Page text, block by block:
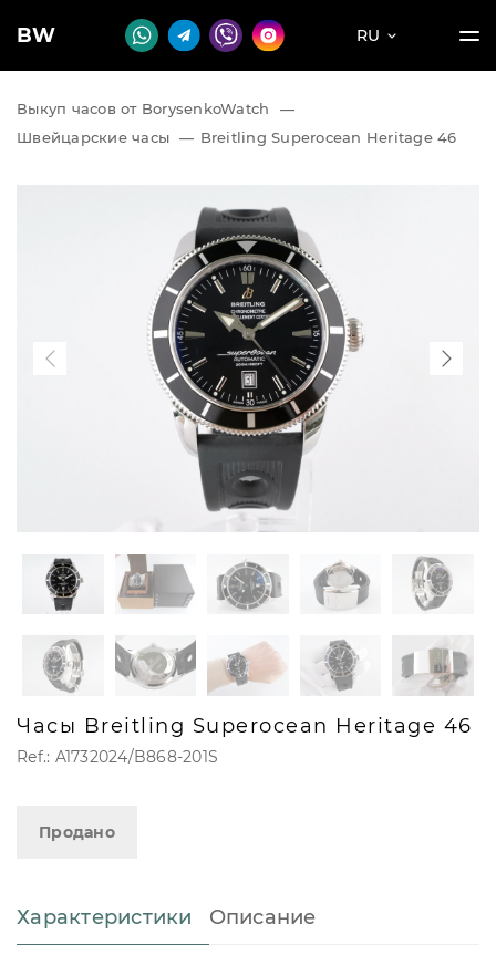
BW RU
Выкуп часов от BorysenkoWatch
—
Швейцарские часы — Breitling Superocean Heritage 46
Часы Breitling Superocean Heritage 46
Ref.: A1732024/B868-201S
Продано
Характеристики Описание